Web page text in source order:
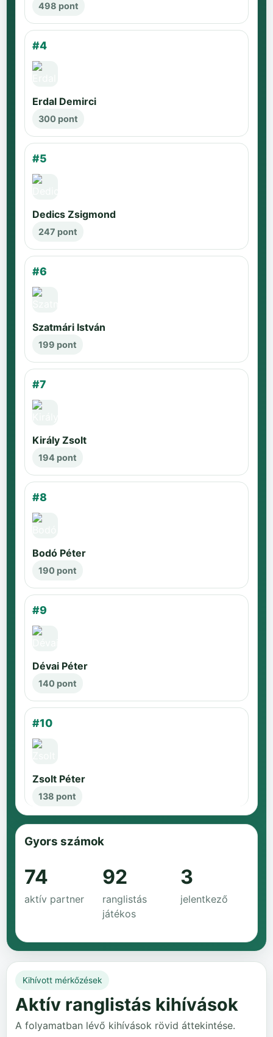
498 pont
#4
Erdal Demirci
300 pont
#5
Dedics Zsigmond
247 pont
#6
Szatmári István
199 pont
#7
Király Zsolt
194 pont
#8
Bodó Péter
190 pont
#9
Dévai Péter
140 pont
#10
Zsolt Péter
138 pont
Gyors számok
74
aktív partner
92
ranglistás
játékos
3
jelentkező
Kihívott mérkőzések
Aktív ranglistás kihívások
A folyamatban lévő kihívások rövid áttekintése.